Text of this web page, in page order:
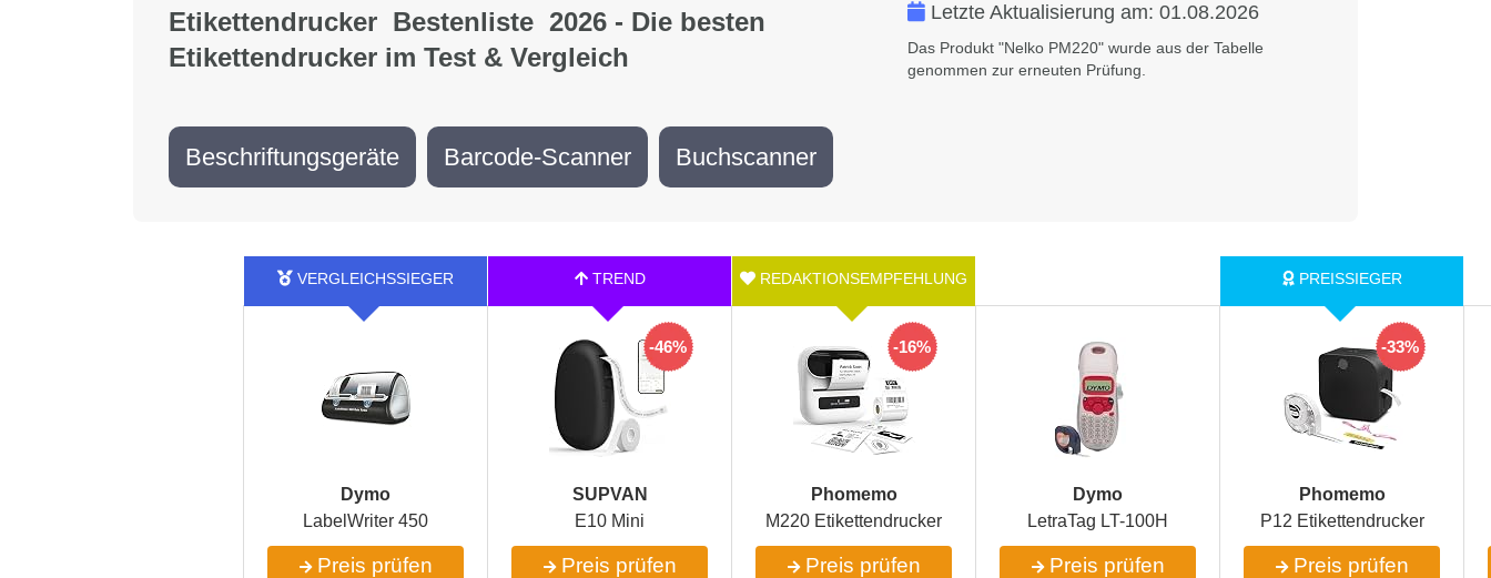
Etikettendrucker Bestenliste 2026 - Die besten
Etikettendrucker im Test & Vergleich
Letzte Aktualisierung am: 01.08.2026
Das Produkt "Nelko PM220" wurde aus der Tabelle
genommen zur erneuten Prüfung.
Beschriftungsgeräte Barcode-Scanner Buchscanner
-46% -16% -33%
Dymo SUPVAN Phomemo Dymo
Phomemo
LabelWriter 450
E10 Mini M220 Etikettendrucker LetraTag LT-100H P12 Etikettendrucker
Preis prüfen Preis prüfen Preis prüfen Preis prüfen Preis prüfen